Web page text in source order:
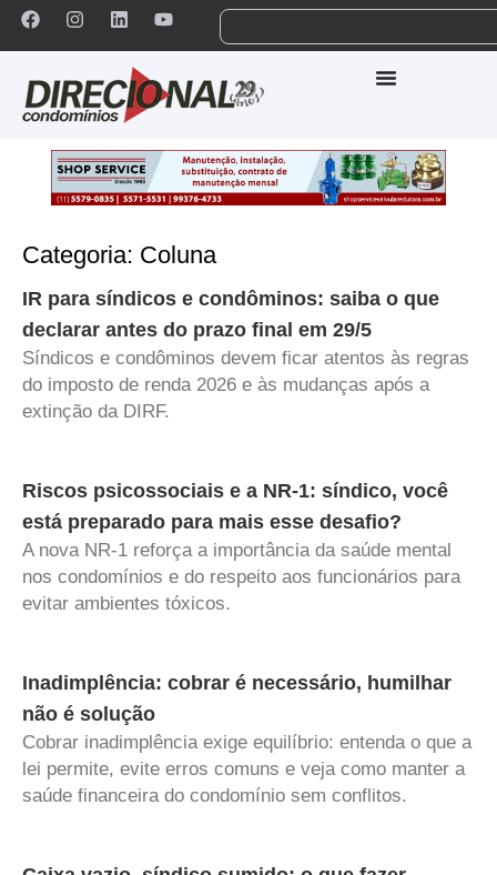
Categoria: Coluna
IR para síndicos e condôminos: saiba o que
declarar antes do prazo final em 29/5
Síndicos e condôminos devem ficar atentos às regras
do imposto de renda 2026 e às mudanças após a
extinção da DIRF.
Riscos psicossociais e a NR-1: síndico, você
está preparado para mais esse desafio?
A nova NR-1 reforça a importância da saúde mental
nos condomínios e do respeito aos funcionários para
evitar ambientes tóxicos.
Inadimplência: cobrar é necessário, humilhar
não é solução
Cobrar inadimplência exige equilíbrio: entenda o que a
lei permite, evite erros comuns e veja como manter a
saúde financeira do condomínio sem conflitos.